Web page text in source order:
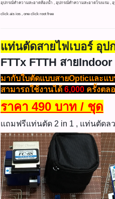
อุปกรณ์ทำความสะอาดห้องน้ำ , อุปกรณ์ทําความสะอาดโรงแรม , อุปก
click ais ios , one click root free
แท่นตัดสายไฟเบอร์ อุป
FTTx FTTH สาย
มากับใบตัดแบบสายOpticและแ
สามารถใช้งานได้ 6,000ครั้งตล
ราคา 490 บาท / ชุด
แถมฟรีแท่นตัด 2 in 1 , แท่นตัดล